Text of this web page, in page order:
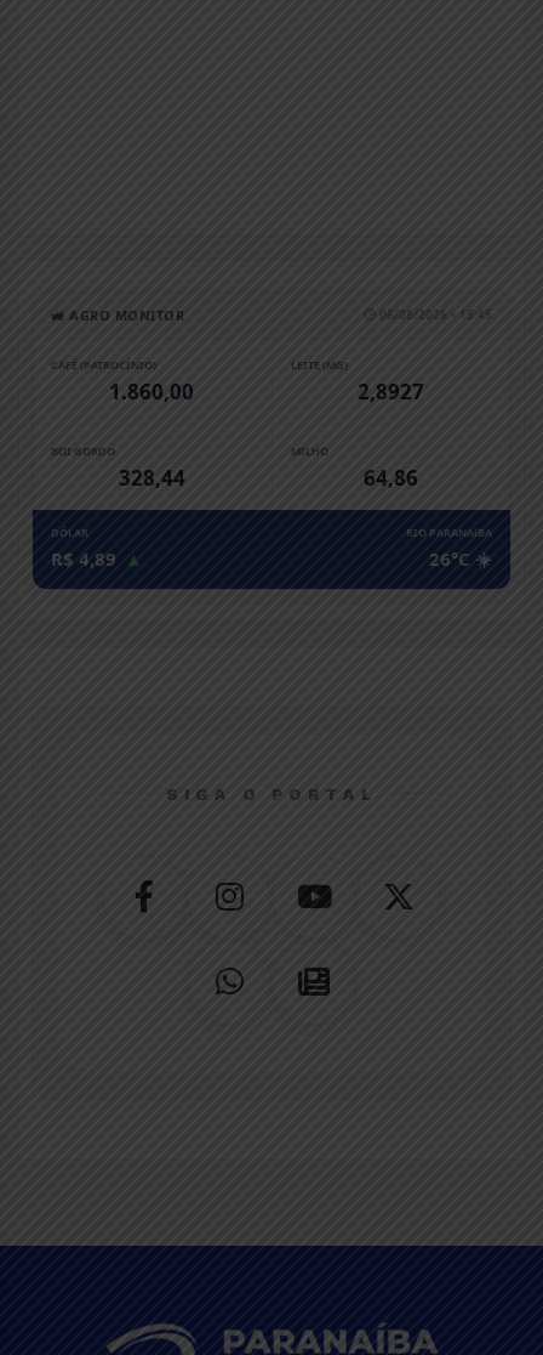
🚜 AGRO MONITOR 🕒 06/08/2026 • 15:45
CAFÉ (PATROCÍNIO)
1.860,00
LEITE (MG)
2,8927
BOI GORDO
328,44
MILHO
64,86
DÓLAR
R$ 4,89 ▲
RIO PARANAíBA
26°C ☀️
SIGA O PORTAL